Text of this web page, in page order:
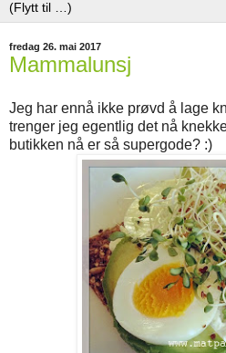
fredag 26. mai 2017
Mammalunsj
Jeg har ennå ikke prøvd å lage
trenger jeg egentlig det nå
butikken nå er så supergode? :)